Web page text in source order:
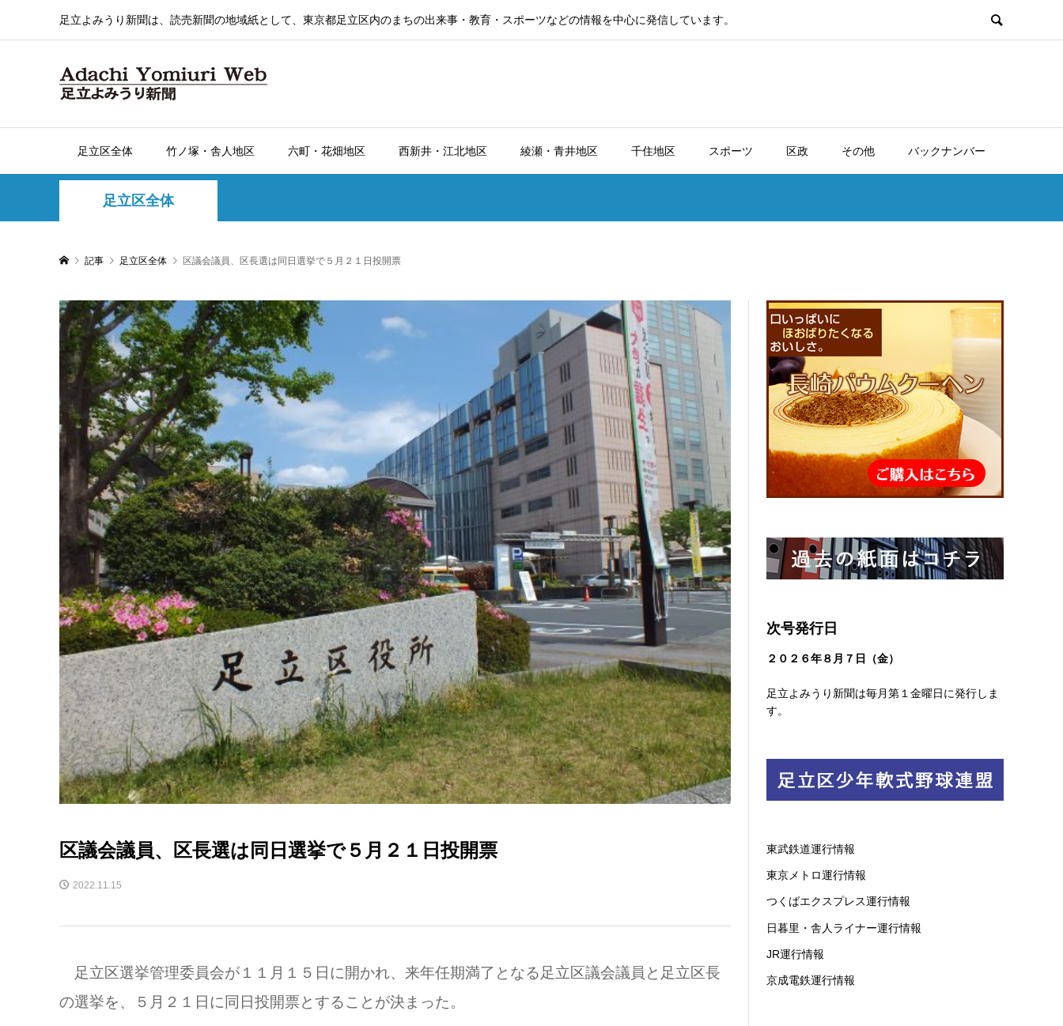
足立よみうり新聞は、読売新聞の地域紙として、東京都足立区内のまちの出来事・教育・スポーツなどの情報を中心に発信しています。
足立区全体 竹ノ塚・舎人地区 六町・花畑地区 西新井・江北地区 綾瀬・青井地区 千住地区 スポーツ 区政 その他 バックナンバー
足立区全体
記事 足立区全体 区議会議員、区長選は同日選挙で５月２１日投開票
区議会議員、区長選は同日選挙で５月２１日投開票
2022.11.15
足立区選挙管理委員会が１１月１５日に開かれ、来年任期満了となる足立区議会議員と足立区長
の選挙を、５月２１日に同日投開票とすることが決まった。
次号発行日
２０２６年８ 月７日（金）
足立よみうり新聞は毎月第１金曜日に発行しま
す。
東武鉄道運行情報
東京メトロ運行情報
つくばエクスプレス運行情報
日暮里・舎人ライナー運行情報
JR運行情報
京成電鉄運行情報